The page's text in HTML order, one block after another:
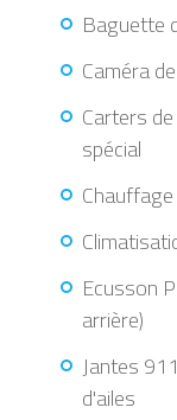
Baguette
Caméra
Carters
spécial
Ecusson
arrière)
Jantes
d'ailes